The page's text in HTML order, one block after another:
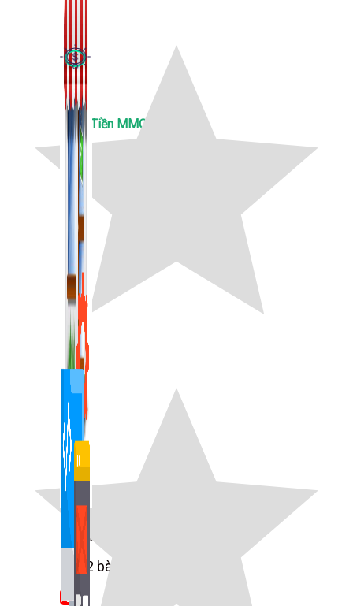
Bán Hàng Online
2,632 bài viết
New
Kiếm Tiền MMO
1,422 bài viết